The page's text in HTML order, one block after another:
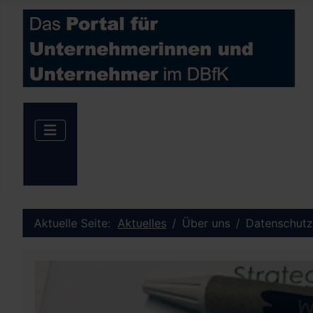
Aktuelle Seite: Aktuelles Über uns Datenschutz